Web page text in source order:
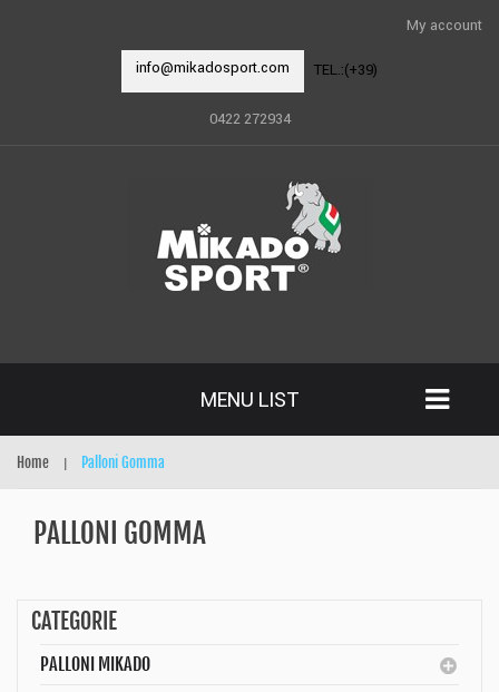
My account
info@mikadosport.com TEL.:(+39)
0422 272934
MENU LIST
Home Palloni Gomma
PALLONI GOMMA
CATEGORIE
PALLONI MIKADO